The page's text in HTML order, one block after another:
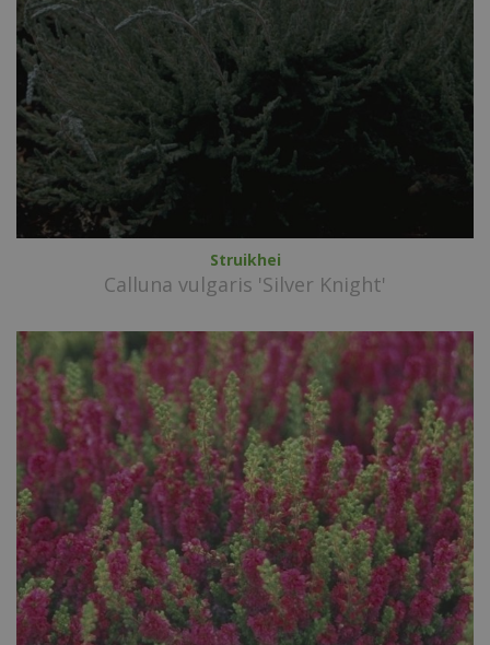
Struikhei
Calluna vulgaris 'Silver Knight'